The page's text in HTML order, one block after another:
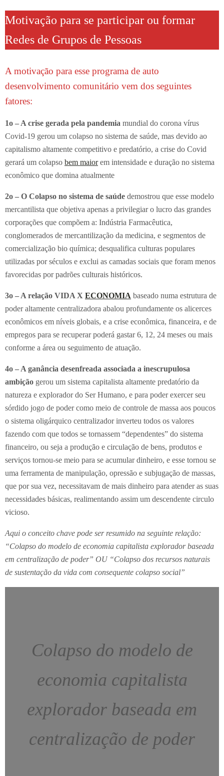
Motivação para se participar ou formar
Redes de Grupos de Pessoas
A motivação para esse programa de auto
desenvolvimento comunitário vem dos seguintes
fatores:
1o – A crise gerada pela pandemia mundial do corona vírus
Covid-19 gerou um colapso no sistema de saúde, mas devido ao
capitalismo altamente competitivo e predatório, a crise do Covid
gerará um colapso bem maiorem intensidade e duração no sistema
econômico que domina atualmente
2o – O Colapso no sistema de saúde demostrou que esse modelo
mercantilista que objetiva apenas a privilegiar o lucro das grandes
corporações que compõem a: Indústria Farmacêutica,
conglomerados de mercantilização da medicina, e segmentos de
comercialização bio química; desqualifica culturas populares
utilizadas por séculos e exclui as camadas sociais que foram menos
favorecidas por padrões culturais históricos.
3o – A relação VIDA X ECONOMIA baseado numa estrutura de
poder altamente centralizadora abalou profundamente os alicerces
econômicos em níveis globais, e a crise econômica, financeira, e de
empregos para se recuperar poderá gastar 6, 12, 24 meses ou mais
conforme a área ou seguimento de atuação.
4o – A ganância desenfreada associada a inescrupulosa
ambição gerou um sistema capitalista altamente predatório da
natureza e explorador do Ser Humano, e para poder exercer seu
sórdido jogo de poder como meio de controle de massa aos poucos
o sistema oligárquico centralizador inverteu todos os valores
fazendo com que todos se tornassem “dependentes” do sistema
financeiro, ou seja a produção e circulação de bens, produtos e
serviços tornou-se meio para se acumular dinheiro, e esse tornou se
uma ferramenta de manipulação, opressão e subjugação de massas,
que por sua vez, necessitavam de mais dinheiro para atender as suas
necessidades básicas, realimentando assim um descendente circulo
vicioso.
Aqui o conceito chave pode ser resumido na seguinte relação:
“Colapso do modelo de economia capitalista explorador baseada
em centralização de poder” OU “Colapso dos recursos naturais
de sustentação da vida com consequente colapso social”
Colapso do modelo de
economia capitalista
explorador baseada em
centralização de poder